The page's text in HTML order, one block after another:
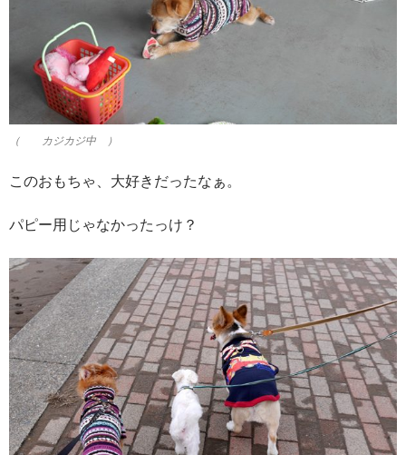
（ カジカジ中 ）
このおもちゃ、大好きだったなぁ。
パピー用じゃなかったっけ？